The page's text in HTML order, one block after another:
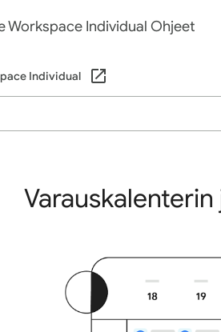
Workspace Individual Ohjeet
Individual